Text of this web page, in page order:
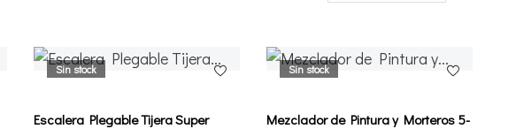
Escalera Plegable Tijera Super
Sin stock
Mezclador de Pintura y Morteros 5-
Sin stock